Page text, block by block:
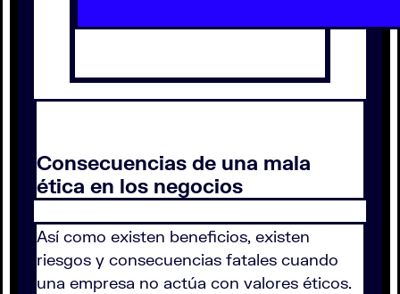
Consecuencias de una mala
ética en los negocios
Así como existen beneficios, existen
riesgos y consecuencias fatales cuando
una empresa no actúa con valores éticos.